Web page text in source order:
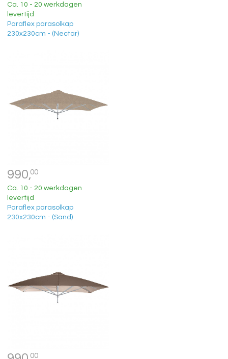
Ca. 10 - 20 werkdagen
levertijd
Paraflex parasolkap
230x230cm - (Nectar)
990,00
Ca. 10 - 20 werkdagen
levertijd
Paraflex parasolkap
230x230cm - (Sand)
00